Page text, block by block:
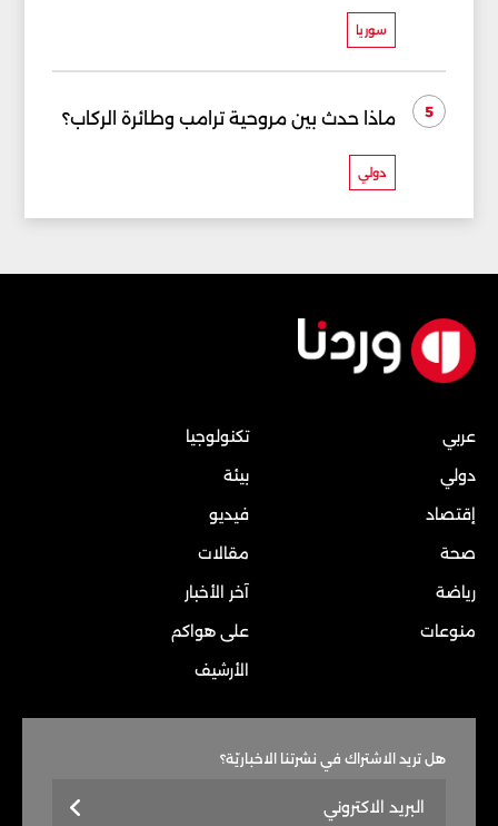
سوريا
5 ماذا حدث بين مروحية ترامب وطائرة الركاب؟
دولي
عربي
دولي
إقتصاد
صحة
رياضة
منوعات
تكنولوجيا
بيئة
فيديو
مقالات
آخر الأخبار
على هواكم
الأرشيف
هل تريد الاشتراك في نشرتنا الاخباريّة؟